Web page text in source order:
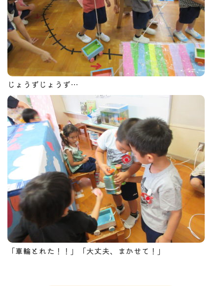
じょうずじょうず…
「車輪とれた！！」「大丈夫、まかせて！」